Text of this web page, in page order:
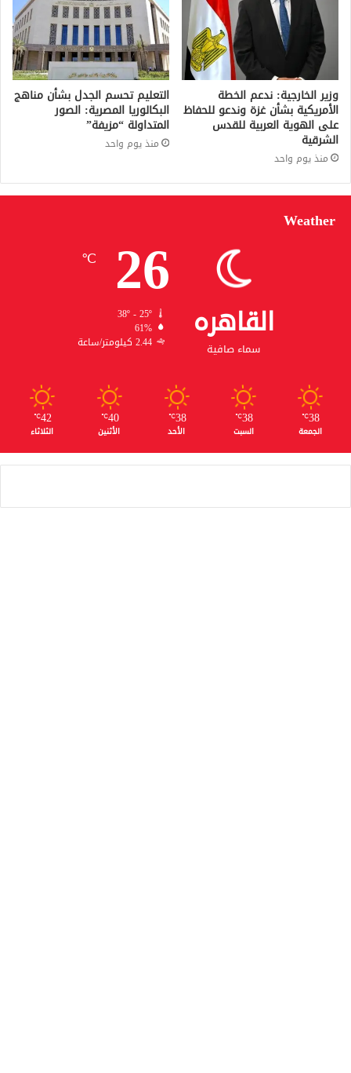
وزير الخارجية: ندعم الخطة
الأمريكية بشأن غزة وندعو للحفاظ
على الهوية العربية للقدس
الشرقية
منذ يوم واحد
التعليم تحسم الجدل بشأن مناهج
البكالوريا المصرية: الصور
المتداولة “مزيفة”
منذ يوم واحد
Weather
القاهره
سماء صافية
26
℃
38º - 25º
61%
2.44 كيلومتر/ساعة
38
℃
الجمعة
38
℃
السبت
38
℃
الأحد
40
℃
الأثنين
42
℃
الثلاثاء